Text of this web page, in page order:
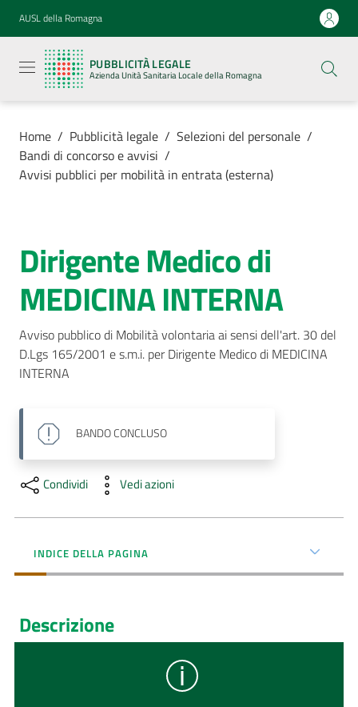
Vai al contenuto
Vai alla navigazione
Vai al footer
AUSL della Romagna
PUBBLICITÀ LEGALE
Azienda Unità Sanitaria Locale della Romagna
legale
Azienda
Unità
Locale della
Servizi
Luoghi di
AUSL
Home / Pubblicità legale / Selezioni del personale /
Bandi di concorso e avvisi /
Avvisi pubblici per mobilità in entrata (esterna)
Salta al contenuto
Dirigente Medico di
MEDICINA INTERNA
Avviso pubblico di Mobilità volontaria ai sensi dell'art. 30 del
D.Lgs 165/2001 e s.m.i. per Dirigente Medico di MEDICINA
INTERNA
BANDOCONCLUSO
Condividi Vedi azioni
INDICE DELLA PAGINA
Descrizione